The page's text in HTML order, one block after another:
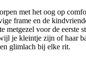
met het oog op
frame en de
metgezel voor de eerste
je kleintje zijn of haar
glimlach bij elke rit.